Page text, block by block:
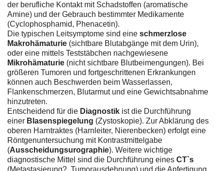
der berufliche Kontakt mit Schadstoffen (aromatische
Amine) und der Gebrauch bestimmter Medikamente
(Cyclophosphamid, Phenacetin).
Die typischen Leitsymptome sind eine schmerzlose
Makrohämaturie (sichtbare Blutabgänge mit dem Urin),
oder eine mittels Teststäbchen nachgewiesene
Mikrohämaturie (nicht sichtbare Blutbeimengungen). Bei
größeren Tumoren und fortgeschrittenen Erkrankungen
können auch Beschwerden beim Wasserlassen,
Flankenschmerzen, Blutarmut und eine Gewichtsabnahme
hinzutreten.
Entscheidend für die Diagnostik ist die Durchführung
einer Blasenspiegelung (Zystoskopie). Zur Abklärung des
oberen Harntraktes (Harnleiter, Nierenbecken) erfolgt eine
Röntgenuntersuchung mit Kontrastmittelgabe
(Ausscheidungsurographie). Weitere wichtige
diagnostische Mittel sind die Durchführung eines CT`s
(Metastasierung?, Tumorausdehnung) und die Anfertigung